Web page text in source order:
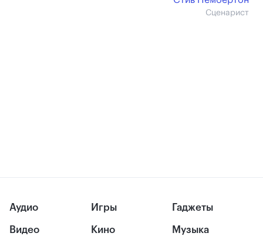
Сценарист
Аудио
Видео
Игры
Кино
Гаджеты
Музыка